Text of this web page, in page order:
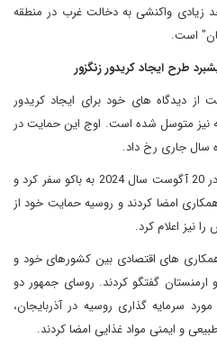
زیادی واکنشی به دخالت غرب در منطقه
است.
طرح ایجاد کریدور زنگزور
دیدگاه های خود برای ایجاد کریدور
نیز متوسل شده است. اوج این حمایت در
سال جاری رخ داد.
ولادیمیر پوتین رئیس جمهور روسیه در 20 آگوست سال 2024 به باکو سفر کرد و
امضا کردند و روسیه حمایت خود از
نیز اعلام کرد.
های اقتصادی بین کشورهای خود و
گفتگو کردند. روسای جمهور دو
سرمایه گذاری روسیه در آذربایجان،
و ایمنی مواد غذایی امضا کردند.